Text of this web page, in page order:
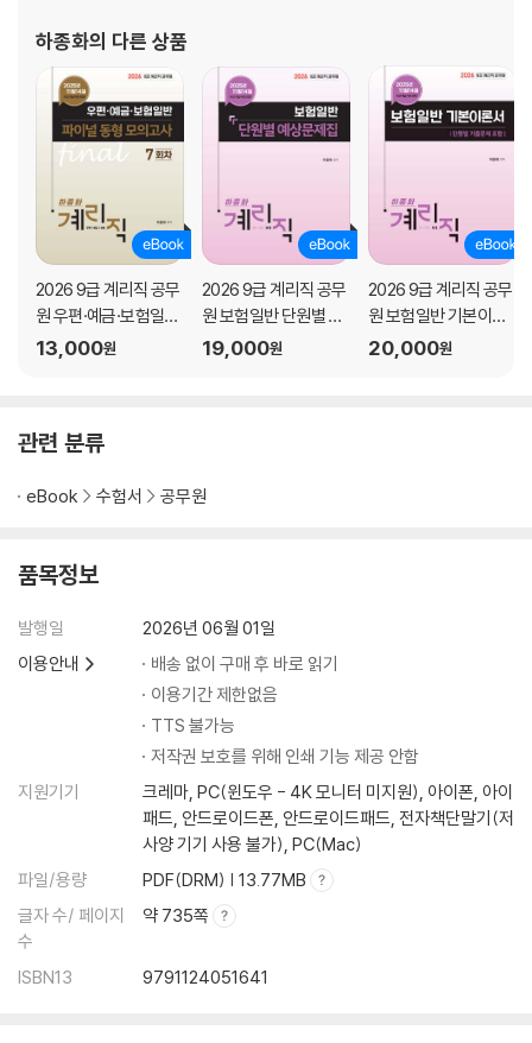
하종화의 다른 상품
2026 9급 계리직 공무
원 우편·예금·보험일반
파이널 동형 모의고사
13,000원
2026 9급 계리직 공무
원 보험일반 단원별 예
상문제집
19,000원
2026 9급 계리직 공무
원 보험일반 기본이론
서
20,000원
관련 분류
eBook 수험서 공무원
품목정보
발행일
2026년 06월 01일
이용안내
배송 없이 구매 후 바로 읽기
이용기간 제한없음
TTS 불가능
저작권 보호를 위해 인쇄 기능 제공 안함
지원기기
크레마, PC(윈도우 - 4K 모니터 미지원), 아이폰, 아이
패드, 안드로이드폰, 안드로이드패드, 전자책단말기(저
사양 기기 사용 불가), PC(Mac)
파일/용량
PDF(DRM) | 13.77MB
글자 수/ 페이지
수
약 735쪽
ISBN13 9791124051641